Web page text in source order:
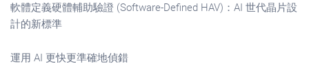
軟體定義硬體輔助驗證 (Software-Defined HAV)：AI 世代晶片設
計的新標準
運用 AI 更快更準確地偵錯